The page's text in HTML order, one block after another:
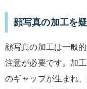
顔写真の加工を疑
顔写真の加工は一般
注意が必要です。加
のギャップが生まれ